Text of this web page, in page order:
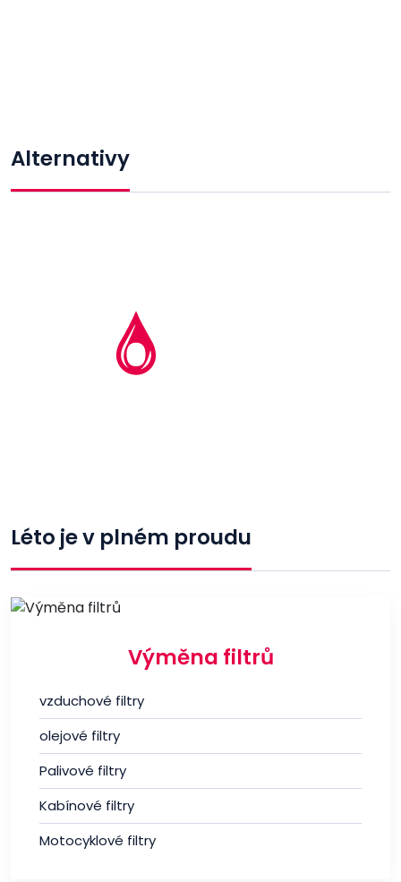
Alternativy
Léto je v plném proudu
Výměna filtrů
vzduchové filtry
olejové filtry
Palivové filtry
Kabínové filtry
Motocyklové filtry